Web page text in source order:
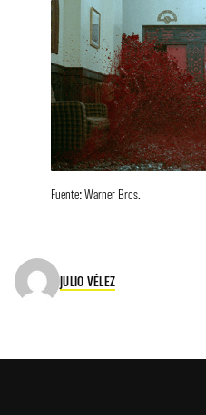
Fuente: Warner Bros.
JULIO VÉLEZ